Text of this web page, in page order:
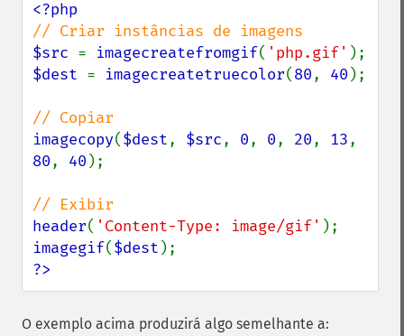
$src = imagecreatefromgif( 'php.gif'
$dest = imagecreatetruecolor(80, 40 );
imagecopy($dest, $src, 0, 0, 20, 13
80, 40 );
header( 'Content-Type: image/gif'
imagegif($dest
?>
O exemplo acima produzirá algo semelhante a: